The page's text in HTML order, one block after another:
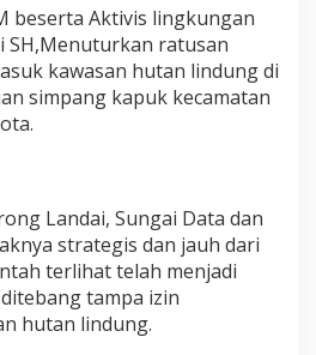
beserta Aktivis lingkungan
SH,Menuturkan ratusan
kawasan hutan lindung di
simpang kapuk kecamatan
Landai, Sungai Data dan
strategis dan jauh dari
terlihat telah menjadi
tampa izin
hutan lindung.